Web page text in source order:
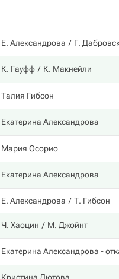
Е. Александрова Г.
К. Гауфф К. Макнейли
Талия Гибсон
Екатерина Александрова
Мария Осорио
Екатерина Александрова
Е. Александрова Т. Гибсон
Ч. Хаоцин М. Джойнт
Екатерина Александрова -